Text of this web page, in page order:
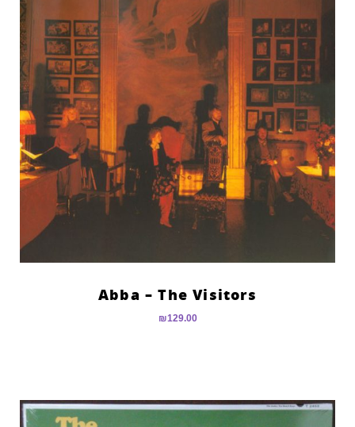
Abba – The Visitors
₪129.00